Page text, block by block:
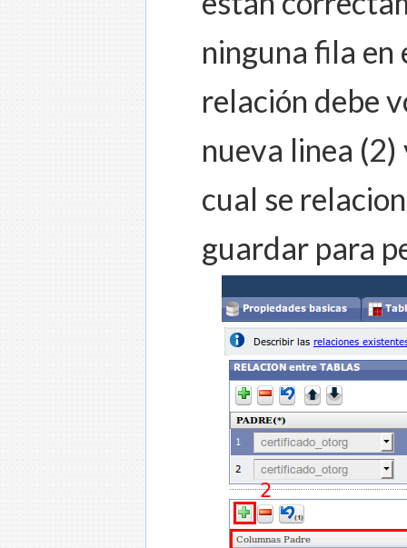
ninguna fila
relación debe
nueva linea
cual se
guardar para